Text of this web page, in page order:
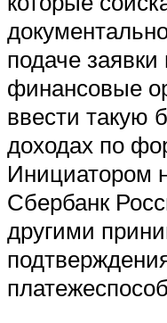
подаче
финансовые
ввести такую
доходах по
Инициатором
Сбербанк
другими